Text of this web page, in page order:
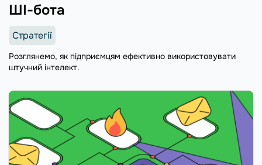
ШІ-бота
Стратегії
Розглянемо, як підприємцям ефективно використовувати
штучний інтелект.